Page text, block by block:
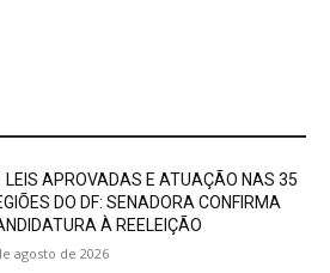
LEIS APROVADAS E ATUAÇÃO NAS 35
DO DF: SENADORA CONFIRMA
À REELEIÇÃO
agosto de 2026